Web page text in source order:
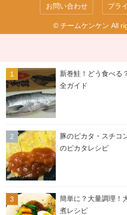
お問い合わせ プラ
© チームケンケン All
新巻鮭！どう食べる
全ガイド
豚のピカタ・スチコ
のピカタレシピ
簡単に？大量調理！
煮レシピ